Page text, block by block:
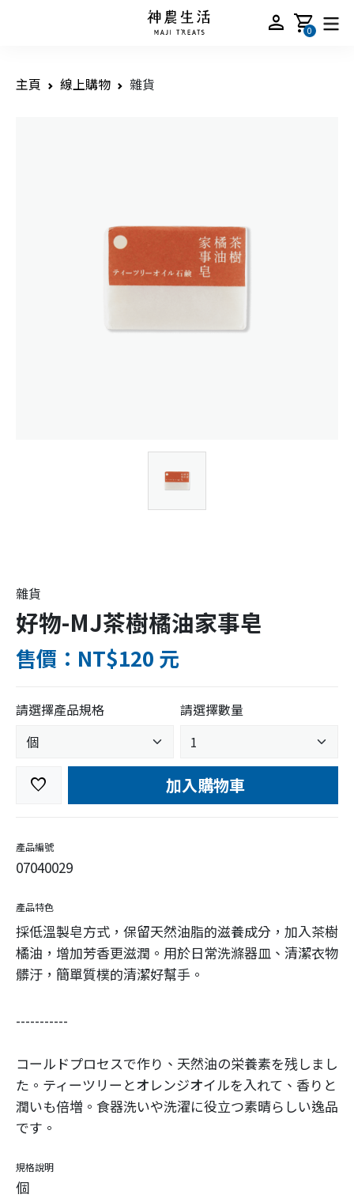
person shopping_cart
0
主頁 線上購物 雜貨
雜貨
好物-MJ茶樹橘油家事皂
售價：NT$120 元
請選擇產品規格 請選擇數量
favorite 加入購物車
產品編號
07040029
產品特色
採低溫製皂方式，保留天然油脂的滋養成分，加入茶樹
橘油，增加芳香更滋潤。用於日常洗滌器皿、清潔衣物
髒汙，簡單質樸的清潔好幫手。
-----------
コールドプロセスで作り、天然油の栄養素を残しまし
た。ティーツリーとオレンジオイルを入れて、香りと
潤いも倍増。食器洗いや洗濯に役立つ素晴らしい逸品
です。
規格說明
個